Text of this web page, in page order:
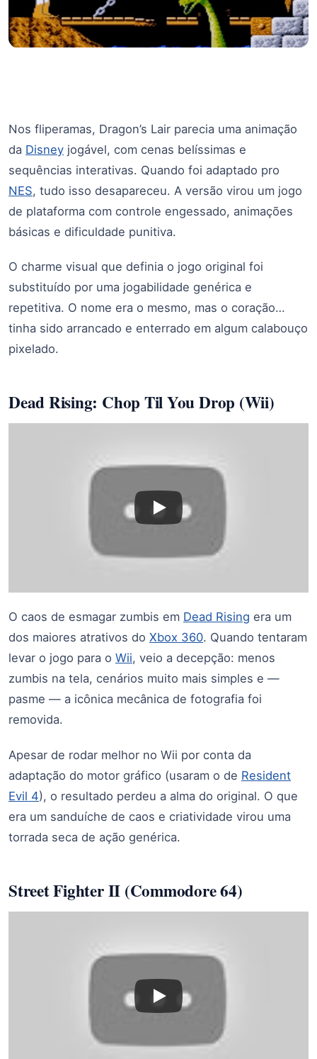
Nos fliperamas, Dragon’s Lair parecia uma animação
da Disney jogável, com cenas belíssimas e
sequências interativas. Quando foi adaptado pro
NES, tudo isso desapareceu. A versão virou um jogo
de plataforma com controle engessado, animações
básicas e dificuldade punitiva.
O charme visual que definia o jogo original foi
substituído por uma jogabilidade genérica e
repetitiva. O nome era o mesmo, mas o coração…
tinha sido arrancado e enterrado em algum calabouço
pixelado.
Dead Rising: Chop Til You Drop (Wii)
O caos de esmagar zumbis em Dead Rising era um
dos maiores atrativos do Xbox 360. Quando tentaram
levar o jogo para o Wii, veio a decepção: menos
zumbis na tela, cenários muito mais simples e —
pasme — a icônica mecânica de fotografia foi
removida.
Apesar de rodar melhor no Wii por conta da
adaptação do motor gráfico (usaram o de Resident
Evil 4), o resultado perdeu a alma do original. O que
era um sanduíche de caos e criatividade virou uma
torrada seca de ação genérica.
Street Fighter II (Commodore 64)